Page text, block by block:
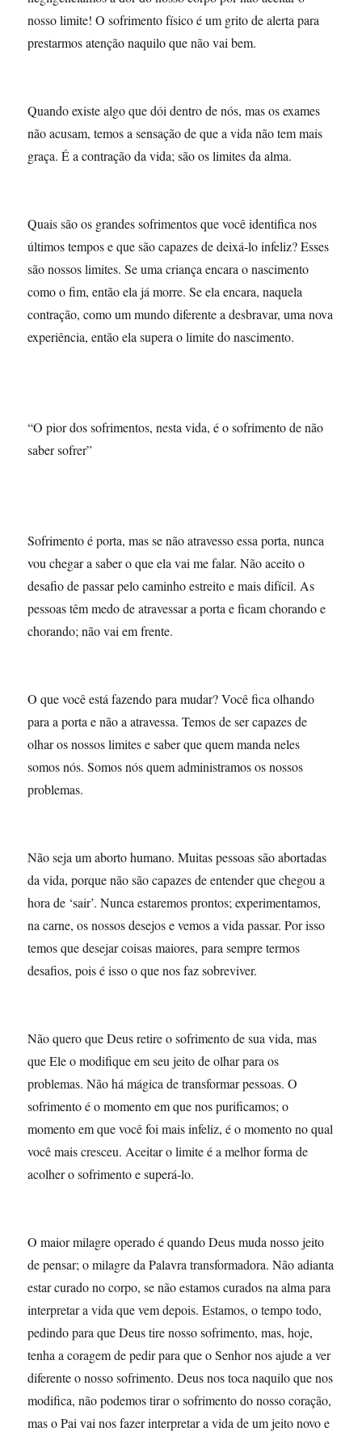
nosso limite! O sofrimento físico é um grito de alerta para
prestarmos atenção naquilo que não vai bem.
Quando existe algo que dói dentro de nós, mas os exames
não acusam, temos a sensação de que a vida não tem mais
graça. É a contração da vida; são os limites da alma.
Quais são os grandes sofrimentos que você identifica nos
últimos tempos e que são capazes de deixá-lo infeliz? Esses
são nossos limites. Se uma criança encara o nascimento
como o fim, então ela já morre. Se ela encara, naquela
contração, como um mundo diferente a desbravar, uma nova
experiência, então ela supera o limite do nascimento.
“O pior dos sofrimentos, nesta vida, é o sofrimento de não
saber sofrer”
Sofrimento é porta, mas se não atravesso essa porta, nunca
vou chegar a saber o que ela vai me falar. Não aceito o
desafio de passar pelo caminho estreito e mais difícil. As
pessoas têm medo de atravessar a porta e ficam chorando e
chorando; não vai em frente.
O que você está fazendo para mudar? Você fica olhando
para a porta e não a atravessa. Temos de ser capazes de
olhar os nossos limites e saber que quem manda neles
somos nós. Somos nós quem administramos os nossos
problemas.
Não seja um aborto humano. Muitas pessoas são abortadas
da vida, porque não são capazes de entender que chegou a
hora de ‘sair’. Nunca estaremos prontos; experimentamos,
na carne, os nossos desejos e vemos a vida passar. Por isso
temos que desejar coisas maiores, para sempre termos
desafios, pois é isso o que nos faz sobreviver.
Não quero que Deus retire o sofrimento de sua vida, mas
que Ele o modifique em seu jeito de olhar para os
problemas. Não há mágica de transformar pessoas. O
sofrimento é o momento em que nos purificamos; o
momento em que você foi mais infeliz, é o momento no qual
você mais cresceu. Aceitar o limite é a melhor forma de
acolher o sofrimento e superá-lo.
O maior milagre operado é quando Deus muda nosso jeito
de pensar; o milagre da Palavra transformadora. Não adianta
estar curado no corpo, se não estamos curados na alma para
interpretar a vida que vem depois. Estamos, o tempo todo,
pedindo para que Deus tire nosso sofrimento, mas, hoje,
tenha a coragem de pedir para que o Senhor nos ajude a ver
diferente o nosso sofrimento. Deus nos toca naquilo que nos
modifica, não podemos tirar o sofrimento do nosso coração,
mas o Pai vai nos fazer interpretar a vida de um jeito novo e